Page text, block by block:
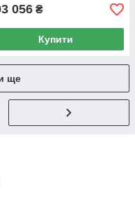
056 ₴
Купити
ще